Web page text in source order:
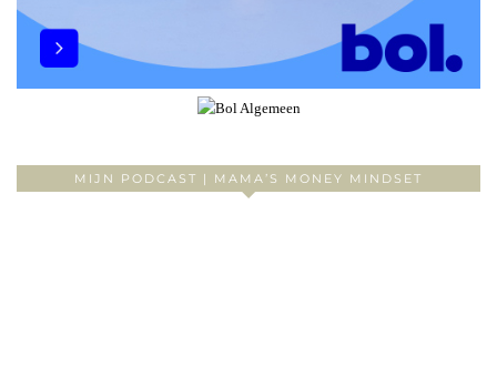
MIJN PODCAST | MAMA’S MONEY MINDSET